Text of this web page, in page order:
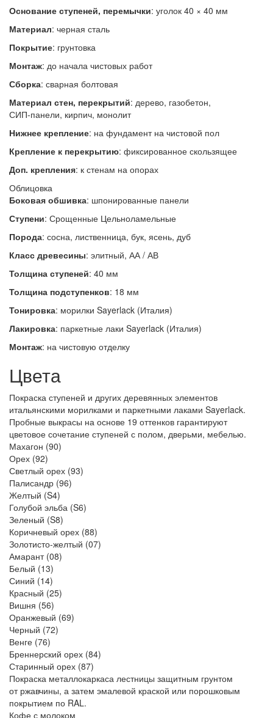
Основание ступеней, перемычки: уголок 40 × 40 мм
Материал: черная сталь
Покрытие: грунтовка
Монтаж: до начала чистовых работ
Сборка: сварная болтовая
Материал стен, перекрытий: дерево, газобетон,
СИП‑панели, кирпич, монолит
Нижнее крепление: на фундамент на чистовой пол
Крепление к перекрытию: фиксированное скользящее
Доп. крепления: к стенам на опорах
Облицовка
Боковая обшивка: шпонированные панели
Ступени: Срощенные Цельноламельные
Порода: сосна, лиственница, бук, ясень, дуб
Класс древесины: элитный, АА / АВ
Толщина ступеней: 40 мм
Толщина подступенков: 18 мм
Тонировка: морилки Sayerlack (Италия)
Лакировка: паркетные лаки Sayerlack (Италия)
Монтаж: на чистовую отделку
Цвета
Покраска ступеней и других деревянных элементов
итальянскими морилками и паркетными лаками Sayerlack.
Пробные выкрасы на основе 19 оттенков гарантируют
цветовое сочетание ступеней с полом, дверьми, мебелью.
Махагон (90)
Орех (92)
Светлый орех (93)
Палисандр (96)
Желтый (S4)
Голубой эльба (S6)
Зеленый (S8)
Коричневый орех (88)
Золотисто-желтый (07)
Амарант (08)
Белый (13)
Синий (14)
Красный (25)
Вишня (56)
Оранжевый (69)
Черный (72)
Венге (76)
Бреннерский орех (84)
Старинный орех (87)
Покраска металлокаркаса лестницы защитным грунтом
от ржавчины, а затем эмалевой краской или порошковым
покрытием по RAL.
Кофе с молоком